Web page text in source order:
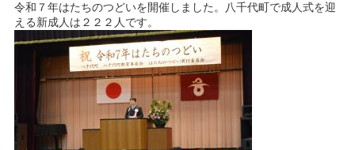
令和７年はたちのつどいを開催しました。八千代町で成人式を迎
える新成人は２２２人です。